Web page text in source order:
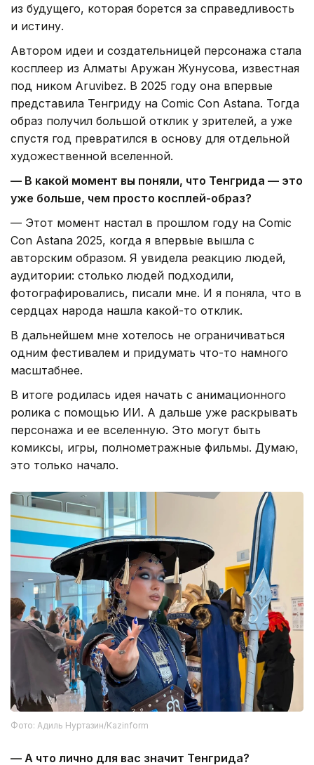
из будущего, которая борется за справедливость
и истину.
Автором идеи и создательницей персонажа стала
косплеер из Алматы Аружан Жунусова, известная
под ником Aruvibez. В 2025 году она впервые
представила Тенгриду на Comic Con Astana. Тогда
образ получил большой отклик у зрителей, а уже
спустя год превратился в основу для отдельной
художественной вселенной.
— В какой момент вы поняли, что Тенгрида — это
уже больше, чем просто косплей-образ?
— Этот момент настал в прошлом году на Comic
Con Astana 2025, когда я впервые вышла с
авторским образом. Я увидела реакцию людей,
аудитории: столько людей подходили,
фотографировались, писали мне. И я поняла, что в
сердцах народа нашла какой-то отклик.
В дальнейшем мне хотелось не ограничиваться
одним фестивалем и придумать что-то намного
масштабнее.
В итоге родилась идея начать с анимационного
ролика с помощью ИИ. А дальше уже раскрывать
персонажа и ее вселенную. Это могут быть
комиксы, игры, полнометражные фильмы. Думаю,
это только начало.
Фото: Адиль Нуртазин/Kazinform
— А что лично для вас значит Тенгрида?